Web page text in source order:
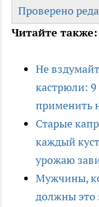
Проверено
Читайте также:
Не
кастрюли: 9
применить
Старые
каждый
урожаю
Мужчины,
должны это